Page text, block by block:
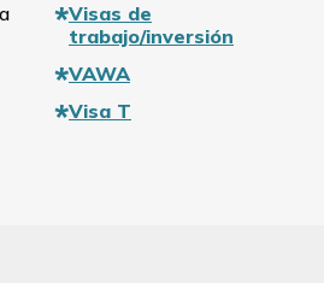
Visas de
trabajo/inversión
VAWA
Visa T